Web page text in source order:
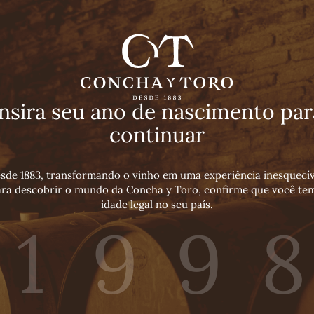
seu ano de nascimento
continuar
1883, transformando o vinho em uma experiência
descobrir o mundo da Concha y Toro, confirme que você
idade legal no seu país.
del Diablo
Zero
Borbulhante. Sofisticado. Zero culpa.